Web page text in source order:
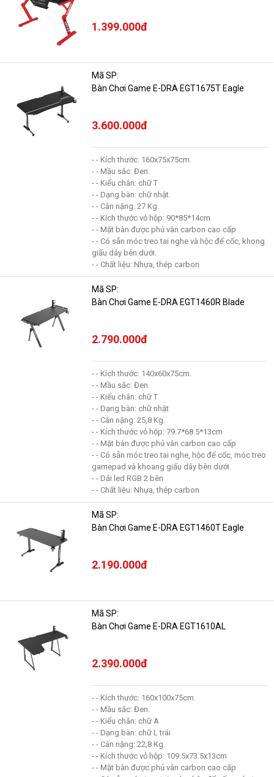
1.399.000đ
Mã SP:
Bàn Chơi Game E-DRA EGT1675T Eagle
3.600.000đ
- - Kích thước: 160x75x75cm.
- - Mầu sắc: Đen.
- - Kiểu chân: chữ T
- - Dạng bàn: chữ nhật
- - Cân nặng: 27 Kg.
- - Kích thước vỏ hộp: 90*85*14cm
- - Mặt bàn được phủ vân carbon cao cấp
- - Có sẵn móc treo tai nghe và hộc để cốc, khong
giấu dây bên dưới.
- - Chất liệu: Nhựa, thép carbon
Mã SP:
Bàn Chơi Game E-DRA EGT1460R Blade
2.790.000đ
- - Kích thước: 140x60x75cm.
- - Mầu sắc: Đen.
- - Kiểu chân: chữ T
- - Dạng bàn: chữ nhật
- - Cân nặng: 25,8 Kg.
- - Kích thước vỏ hộp: 79.7*68.5*13cm
- - Mặt bàn được phủ vân carbon cao cấp
- - Có sẵn móc treo tai nghe, hộc để cốc, móc treo
gamepad và khoang giấu dây bên dưới.
- - Dải led RGB 2 bên
- - Chất liệu: Nhựa, thép carbon
Mã SP:
Bàn Chơi Game E-DRA EGT1460T Eagle
2.190.000đ
Mã SP:
Bàn Chơi Game E-DRA EGT1610AL
2.390.000đ
- - Kích thước: 160x100x75cm.
- - Mầu sắc: Đen.
- - Kiểu chân: chữ A
- - Dạng bàn: chữ L trái
- - Cân nặng: 22,8 Kg.
- - Kích thước vỏ hộp: 109.5x73.5x13cm
- - Mặt bàn được phủ vân carbon cao cấp